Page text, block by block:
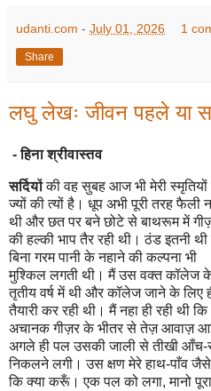
udanti.com - July 01, 2026 1
Share
लघु लेखः जीवन पहले या
- हिना श्रीवास्तव
सर्दियोंकी वह सुबह आज भी मेरी स्मृतियों
ज्यों की त्यों है। धूप अभी पूरी तरह फैली
थी और छत पर बने छोटे से बाथरूम में
की हल्की भाप तैर रही थी। ठंड इतनी थी
बिना गरम पानी के नहाने की कल्पना भी
मुश्किल लगती थी। मैं उस वक्त कॉलेज
तृतीय वर्ष में थी और कॉलेज जाने के लिए
तैयारी कर रही थी। मैं नहा ही रही थी कि
अचानक गीज़र के भीतर से तेज़ आवाज़
अगले ही पल उसकी जाली से तीखी आँच-
निकलने लगी। उस क्षण मेरे हाथ-पाँव
कि क्या करूँ। एक पल को लगा, मानो